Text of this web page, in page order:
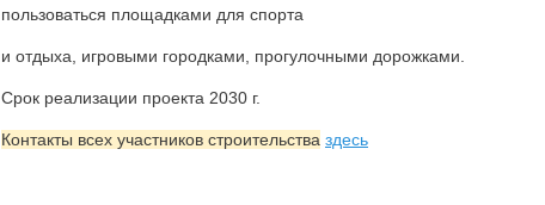
пользоваться площадками для спорта
и отдыха, игровыми городками, прогулочными дорожками.
Срок реализации проекта 2030 г.
Контакты всех участников строительства здесь